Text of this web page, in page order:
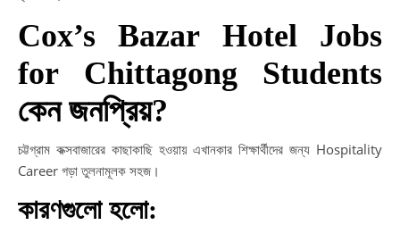
Cox’s Bazar Hotel Jobs
for Chittagong Students
কেন জনপ্রিয়?
চট্টগ্রাম কক্সবাজারের কাছাকাছি হওয়ায় এখানকার শিক্ষার্থীদের জন্য Hospitality
Career গড়া তুলনামূলক সহজ।
কারণগুলো হলো: